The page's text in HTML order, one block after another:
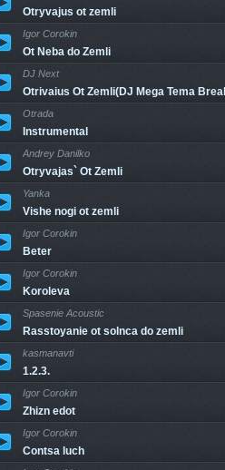
Otryvajus ot zemli
Igor Corokin
Ot Neba do Zemli
DJ Next
Otrivaius Ot Zemli(DJ Mega Tema
Otrada
Instrumental
Andrey Danilko
Otryvajas` Ot Zemli
Yanka
Vishe nogi ot zemli
Igor Corokin
Beter
Igor Corokin
Koroleva
Spasenie Acoustic
Rasstoyanie ot solnca do zemli
kasmanavti
1.2.3.
Igor Corokin
Zhizn edot
Igor Corokin
Contsa luch